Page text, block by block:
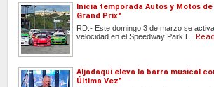
Inicia temporada Autos y Motos
Grand Prix"
RD.- Este domingo 3 de marzo se
velocidad en el Speedway Park L...
Aljadaqui eleva la barra musical
Última Vez”